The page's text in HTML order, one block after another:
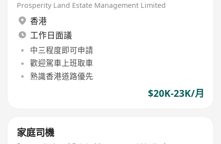
Prosperity Land Estate Management Limited
香港
工作日面議
中三程度即可申請
歡迎駕車上班取車
熟識香港道路優先
$20K-23K/月
家庭司機